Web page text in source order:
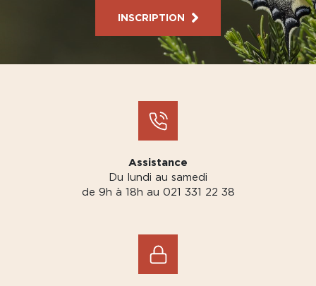
INSCRIPTION
Assistance
Du lundi au samedi
de 9h à 18h au 021 331 22 38